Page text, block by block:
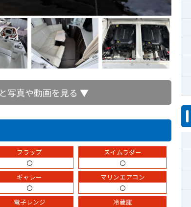
写真や動画を見る ▼
フラップ
〇
スイムラダー
〇
ギャレー
〇
マリンエアコン
〇
電子レンジ
冷蔵庫